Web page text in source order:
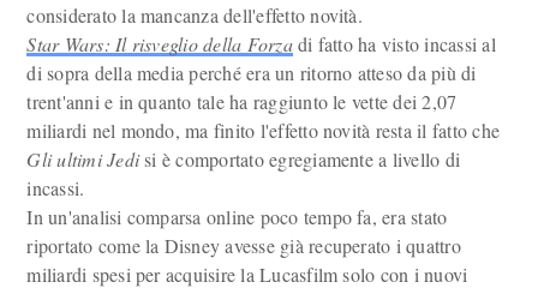
considerato la mancanza dell'effetto novità.
Star Wars: Il risveglio della Forzadi fatto ha visto incassi al
di sopra della media perché era un ritorno atteso da più di
trent'anni e in quanto tale ha raggiunto le vette dei 2,07
miliardi nel mondo, ma finito l'effetto novità resta il fatto che
Gli ultimi Jedisi è comportato egregiamente a livello di
incassi.
In un'analisi comparsa online poco tempo fa, era stato
riportato come la Disney avesse già recuperato i quattro
miliardi spesi per acquisire la Lucasfilm solo con i nuovi